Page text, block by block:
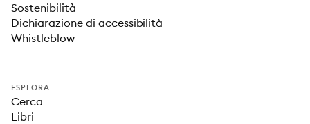
Sostenibilità
Dichiarazione di accessibilità
Whistleblow
ESPLORA
Cerca
Libri